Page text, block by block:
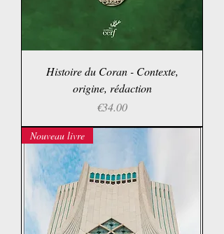
Histoire du Coran - Contexte,
origine, rédaction
Price
€34.00
Nouveau livre